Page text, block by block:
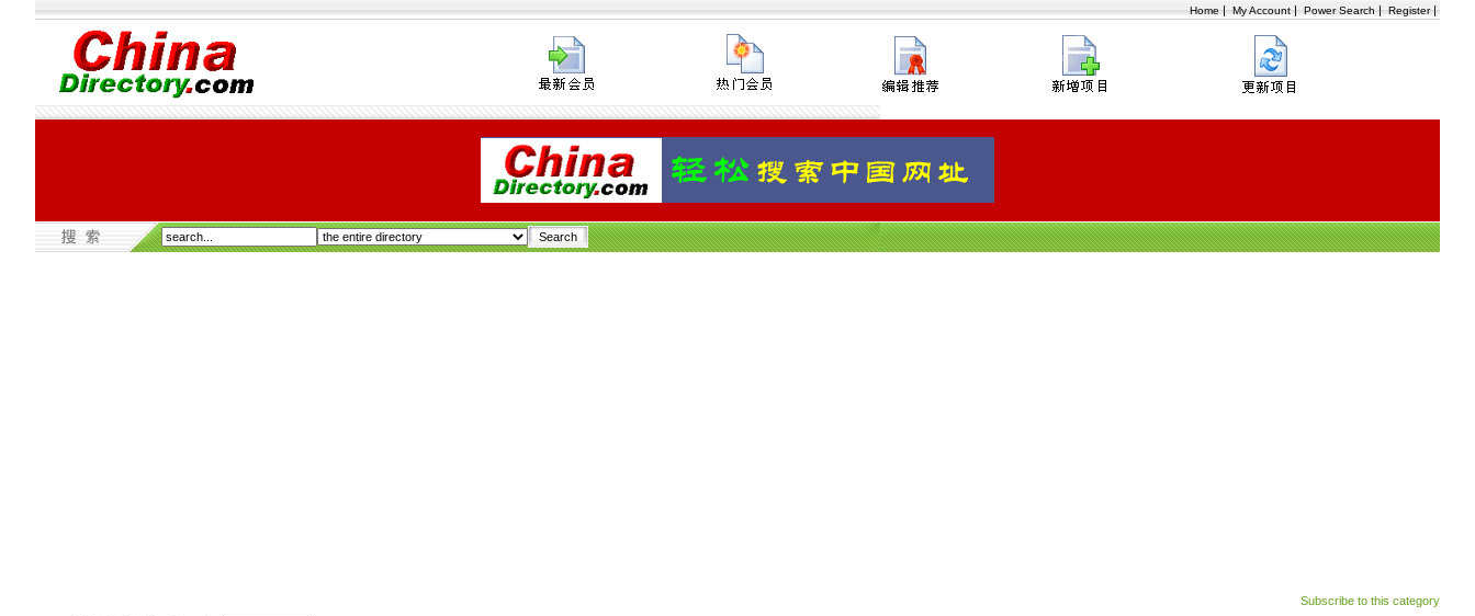
Home | My Account | Power Search | Register|
Subscribe to this category